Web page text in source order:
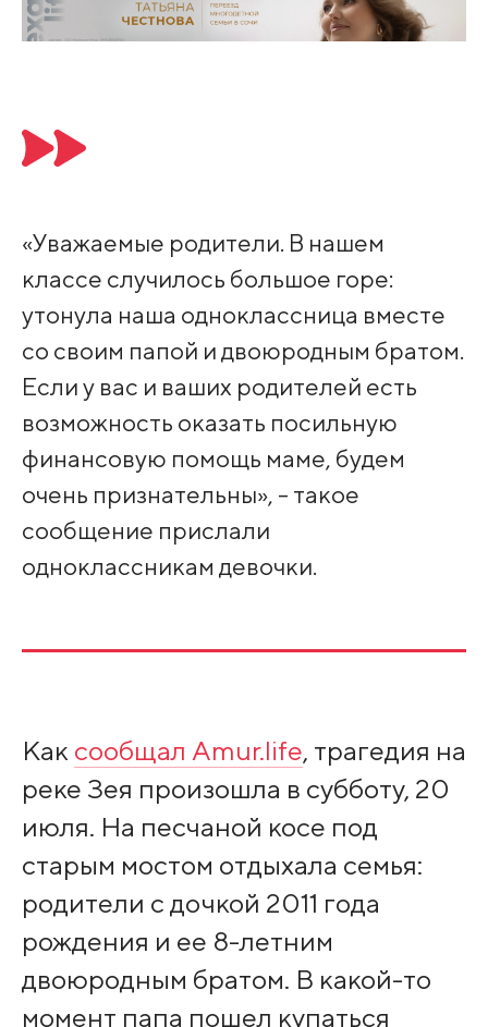
«Уважаемые родители. В нашем
классе случилось большое горе:
утонула наша одноклассница вместе
со своим папой и двоюродным братом.
Если у вас и ваших родителей есть
возможность оказать посильную
финансовую помощь маме, будем
очень признательны», - такое
сообщение прислали
одноклассникам девочки.
Как сообщал Amur.life, трагедия на
реке Зея произошла в субботу, 20
июля. На песчаной косе под
старым мостом отдыхала семья:
родители с дочкой 2011 года
рождения и ее 8-летним
двоюродным братом. В какой-то
момент папа пошел купаться